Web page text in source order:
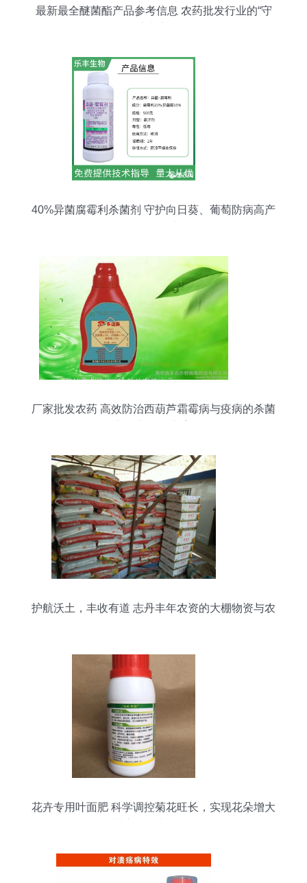
最新最全醚菌酯产品参考信息 农药批发行业的“守
40%异菌腐霉利杀菌剂 守护向日葵、葡萄防病高产
厂家批发农药 高效防治西葫芦霜霉病与疫病的杀菌
护航沃土，丰收有道 志丹丰年农资的大棚物资与农
花卉专用叶面肥 科学调控菊花旺长，实现花朵增大